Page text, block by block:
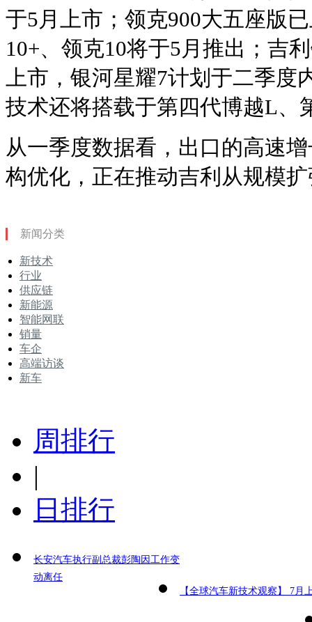
于5月上市；领克900大五座版
10+、领克10将于5月推出；吉
上市，银河星耀7计划于二季
技术还将搭载于第四代博越L、
从一季度数据看，出口的高速
构优化，正在推动吉利从规模
新闻分类
新技术
行业
供应链
新能源
智能网联
销量
车企
高端访谈
新车
周排行
|
日排行
长安汽车执行副总裁彭陶因工作变
动离任
【全球汽车新技术观察】 7月